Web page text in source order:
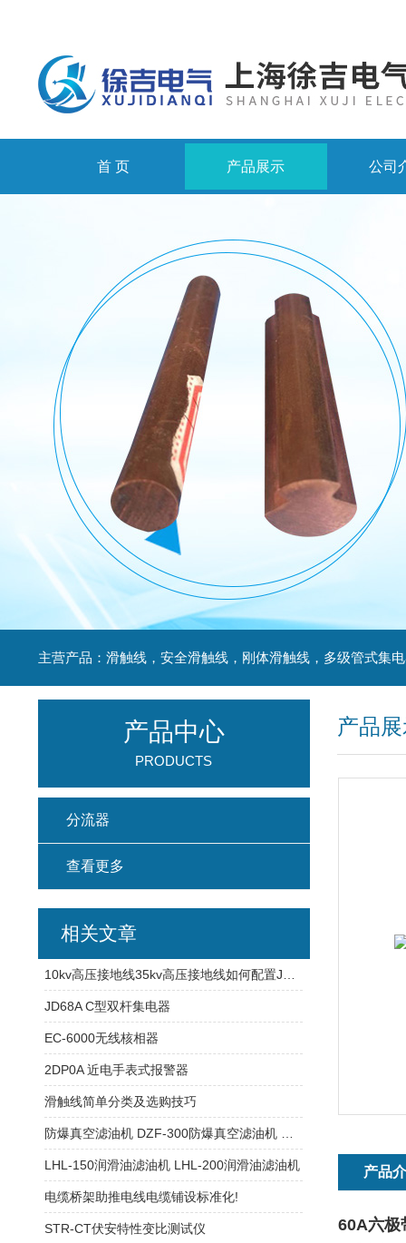
首 页 产品展示 公司
产品
产品
60A六极
产品中心
PRODUCTS
分流器
查看更多
相关文章
JD68A C型双杆集电器
EC-6000无线核相器
2DP0A 近电手表式报警器
滑触线简单分类及选购技巧
LHL-150润滑油滤油机 LHL-200润滑油滤油机
电缆桥架助推电线电缆铺设标准化!
STR-CT伏安特性变比测试仪